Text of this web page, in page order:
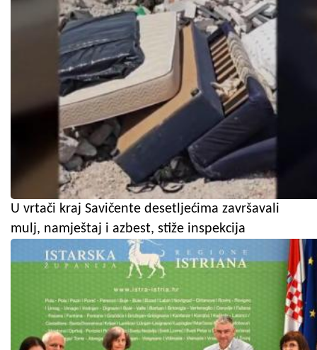
U vrtači kraj Savičente desetljećima završavali
mulj, namještaj i azbest, stiže inspekcija